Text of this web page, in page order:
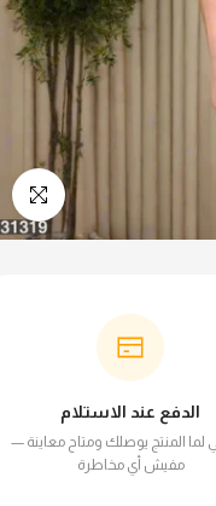
انقر للتكبير
الدفع عند الاستلام
لما المنتج يوصلك ومتاح معاينة —
مفيش أي مخاطرة